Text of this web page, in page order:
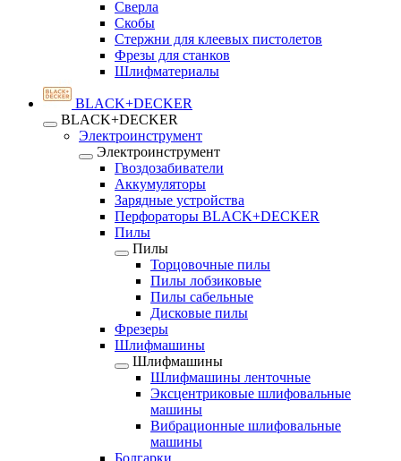
Сверла
Скобы
Стержни для клеевых пистолетов
Фрезы для станков
Шлифматериалы
BLACK+DECKER
BLACK+DECKER
Электроинструмент
Электроинструмент
Гвоздозабиватели
Аккумуляторы
Зарядные устройства
Перфораторы BLACK+DECKER
Пилы
Пилы
Торцовочные пилы
Пилы лобзиковые
Пилы сабельные
Дисковые пилы
Фрезеры
Шлифмашины
Шлифмашины
Шлифмашины ленточные
Эксцентриковые шлифовальные
машины
Вибрационные шлифовальные
машины
Болгарки